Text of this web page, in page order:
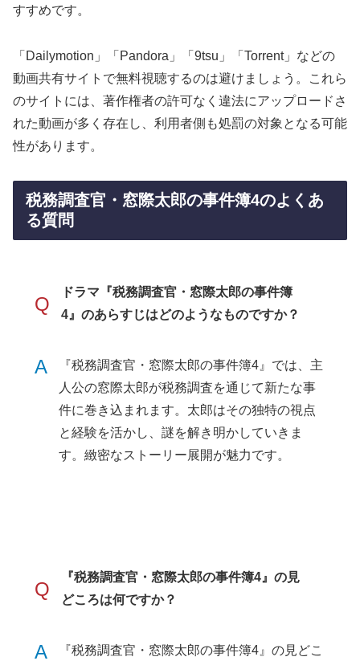
すすめです。
「Dailymotion」「Pandora」「9tsu」「Torrent」などの
動画共有サイトで無料視聴するのは避けましょう。これら
のサイトには、著作権者の許可なく違法にアップロードさ
れた動画が多く存在し、利用者側も処罰の対象となる可能
性があります。
税務調査官・窓際太郎の事件簿4のよくあ
る質問
Q
ドラマ『税務調査官・窓際太郎の事件簿
4』のあらすじはどのようなものですか？
A
『税務調査官・窓際太郎の事件簿4』では、主
人公の窓際太郎が税務調査を通じて新たな事
件に巻き込まれます。太郎はその独特の視点
と経験を活かし、謎を解き明かしていきま
す。緻密なストーリー展開が魅力です。
Q
『税務調査官・窓際太郎の事件簿4』の見
どころは何ですか？
A
『税務調査官・窓際太郎の事件簿4』の見どこ